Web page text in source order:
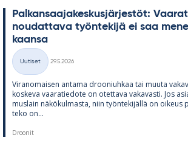
Pal­kan­saa­ja­kes­kus­jär­jes­töt:
nou­dat­tava työn­te­kijä ei saa
kaansa
Kategoriat
Uutiset
29.5.2026
Vi­ran­omai­sen an­tama droo­niuh­kaa tai muuta
kos­keva vaa­ra­tie­dote on otet­tava va­ka­vasti. Jos
mus­lain nä­kö­kul­masta, niin työn­te­ki­jällä on oi­keus
teko on...
Droonit